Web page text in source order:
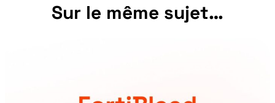
Sur le même sujet…